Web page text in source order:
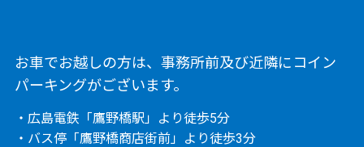
お車でお越しの方は、事務所前及び近隣にコイン
パーキングがございます。
・広島電鉄「鷹野橋駅」より徒歩5分
・バス停「鷹野橋商店街前」より徒歩3分